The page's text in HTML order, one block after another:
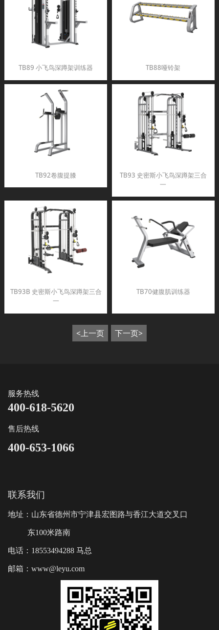
TB89 小飞鸟深蹲架训练器 TB88哑铃架
TB92卷腹提膝
TB93 史密斯小飞鸟深蹲架三合
一
TB93B 史密斯小飞鸟深蹲架三合
一
TB70健腹肌训练器
<上一页 下一页>
服务热线
400-618-5620
售后热线
400-653-1066
联系我们
地址：山东省德州市宁津县宏图路与香江大道交叉口
东100米路南
电话：18553494288 马总
邮箱：www@leyu.com